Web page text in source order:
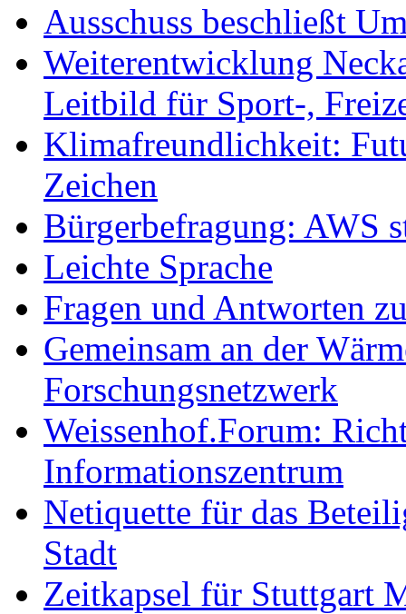
Ausschuss beschließt
Weiterentwicklung
Leitbild für Sport-,
Klimafreundlichkeit:
Zeichen
Bürgerbefragung: AWS
Leichte Sprache
Fragen und Antworten
Gemeinsam an der
Forschungsnetzwerk
Weissenhof.Forum:
Informationszentrum
Netiquette für das
Stadt
Zeitkapsel für Stuttgart